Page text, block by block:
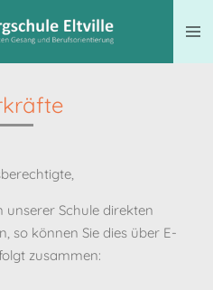
unserer Schule direkten
so können Sie dies über E-
zusammen: